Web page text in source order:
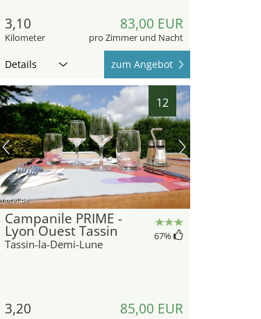
3,10
Kilometer
83,00 EUR
pro Zimmer und Nacht
Details zum Angebot
12
hotel.de
Campanile PRIME -
Lyon Ouest Tassin
Tassin-la-Demi-Lune
67%
3,20 85,00 EUR